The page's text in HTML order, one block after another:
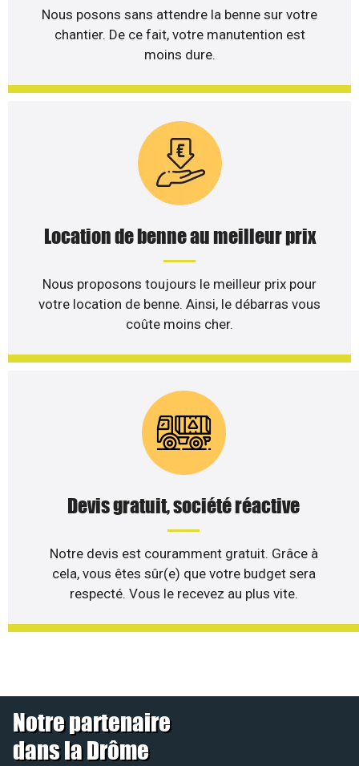
Nous posons sans attendre la benne sur votre
chantier. De ce fait, votre manutention est
moins dure.
Location de benne au meilleur prix
Nous proposons toujours le meilleur prix pour
votre location de benne. Ainsi, le débarras vous
coûte moins cher.
Devis gratuit, société réactive
Notre devis est couramment gratuit. Grâce à
cela, vous êtes sûr(e) que votre budget sera
respecté. Vous le recevez au plus vite.
Notre partenaire
dans la Drôme